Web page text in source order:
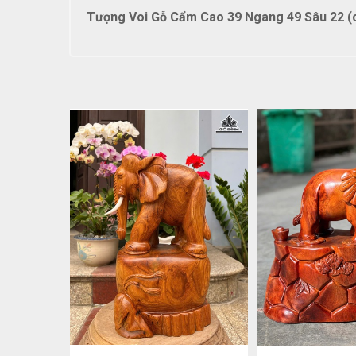
Tượng Voi Gỗ Cẩm Cao 39 Ngang 49 Sâu 22